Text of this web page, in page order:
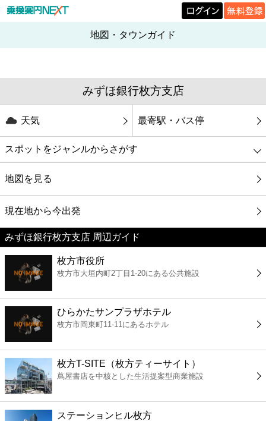
地図・タウンガイド
みずほ銀行枚方支店
天気 最寄駅・バス停
スポットをジャンルからさがす
グルメ
映画
美容
コンビニ
薬局
スーパー
エンタメ
レジャー
地図を見る
現在地から今出発
みずほ銀行枚方支店 周辺ガイド
枚方市役所
枚方市大垣内町2丁目1-20にある公共施設
ひらかたサンプラザホテル
枚方市岡東町11-11にあるホテル
枚方T-SITE（枚方ティーサイト）
蔦屋書店を中核とした生活提案型商業施設
ステーションヒル枚方